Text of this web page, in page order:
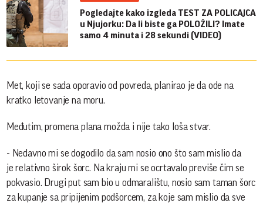
Pogledajte kako izgleda TEST ZA POLICAJCA
u Njujorku: Da li biste ga POLOŽILI? Imate
samo 4 minuta i 28 sekundi (VIDEO)
Met, koji se sada oporavio od povreda, planirao je da ode na
kratko letovanje na moru.
Međutim, promena plana možda i nije tako loša stvar.
- Nedavno mi se dogodilo da sam nosio ono što sam mislio da
je relativno širok šorc. Na kraju mi se ocrtavalo previše čim se
pokvasio. Drugi put sam bio u odmaralištu, nosio sam taman šorc
za kupanje sa pripijenim podšorcem, za koje sam mislio da sve